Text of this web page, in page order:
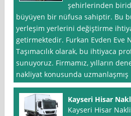
şehirlerinden
büyüyen bir nüfusa sahiptir. Bu
yerleşim yerlerini değiştirme
getirmektedir. Furkan Evden Eve
Taşımacılık olarak, bu ihtiyaca
sunuyoruz. Firmamız, yılların
nakliyat konusunda uzmanlaşmış
Kayseri Hisar
Kayseri Hisar